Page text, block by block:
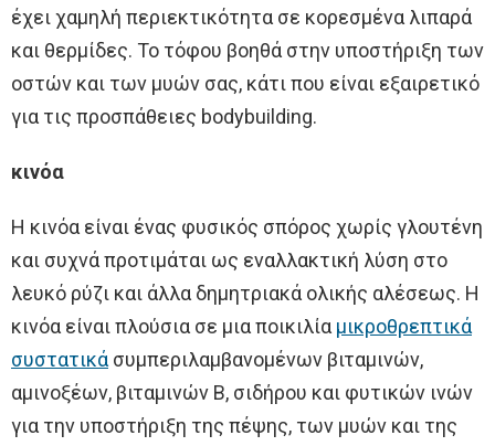
έχει χαμηλή περιεκτικότητα σε κορεσμένα λιπαρά
και θερμίδες. Το τόφου βοηθά στην υποστήριξη των
οστών και των μυών σας, κάτι που είναι εξαιρετικό
για τις προσπάθειες bodybuilding.
κινόα
Η κινόα είναι ένας φυσικός σπόρος χωρίς γλουτένη
και συχνά προτιμάται ως εναλλακτική λύση στο
λευκό ρύζι και άλλα δημητριακά ολικής αλέσεως. Η
κινόα είναι πλούσια σε μια ποικιλία μικροθρεπτικά
συστατικά συμπεριλαμβανομένων βιταμινών,
αμινοξέων, βιταμινών Β, σιδήρου και φυτικών ινών
για την υποστήριξη της πέψης, των μυών και της